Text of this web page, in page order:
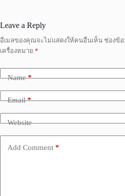
Leave a Reply
อีเมลของคุณจะไม่แสดงให้คนอื่นเห็น ช่องข้
เครื่องหมาย *
Name*
Email*
Website
Add Comment *